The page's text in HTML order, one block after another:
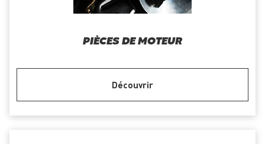
PIÈCES DE MOTEUR
Découvrir